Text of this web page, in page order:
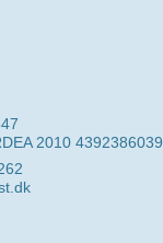
2010 4392386039